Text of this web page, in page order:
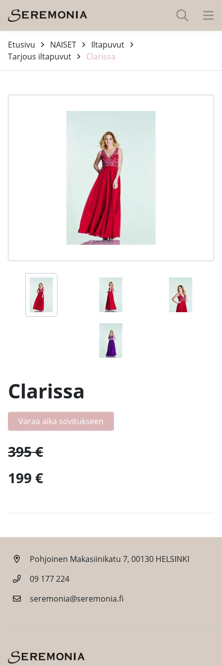
Etusivu NAISET
Iltapuvut
Tarjous iltapuvut
Clarissa
Clarissa
Varaa aika sovitukseen
395 €
199 €
Pohjoinen Makasiinikatu 7, 00130 HELSINKI
09 177 224
seremonia@seremonia.fi